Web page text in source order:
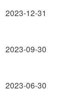
2023-12-31
2023-09-30
2023-06-30